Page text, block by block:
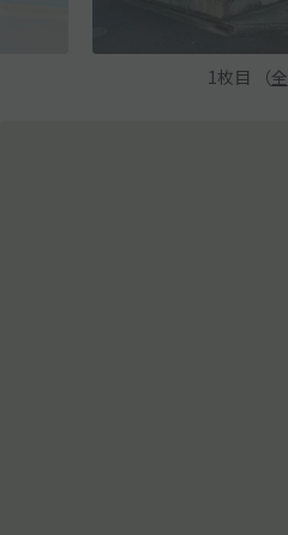
1 枚目 （全